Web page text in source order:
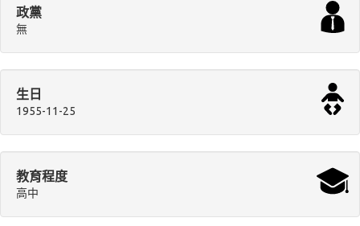
政黨
無
生日
1955-11-25
教育程度
高中